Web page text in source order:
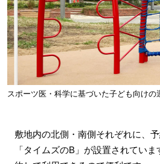
スポーツ医・科学に基づいた子ども向けの
敷地内の北側・南側それぞれに、
「タイムズのB」が設置されてい